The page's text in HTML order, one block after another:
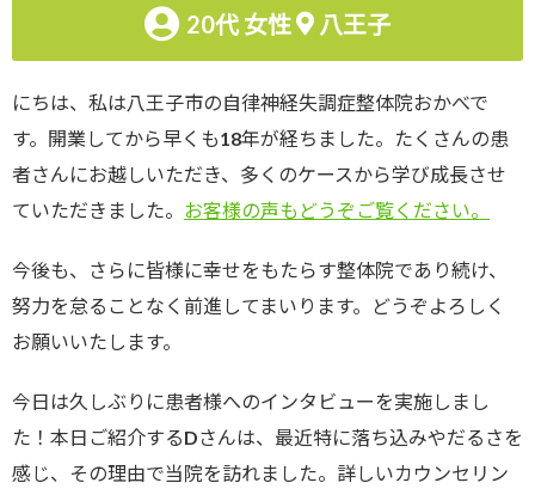
20代 女性 八王子
にちは、私は八王子市の自律神経失調症整体院おかべで
す。開業してから早くも18年が経ちました。たくさんの患
者さんにお越しいただき、多くのケースから学び成長させ
ていただきました。 お客様の声もどうぞご覧ください。
今後も、さらに皆様に幸せをもたらす整体院であり続け、
努力を怠ることなく前進してまいります。どうぞよろしく
お願いいたします。
今日は久しぶりに患者様へのインタビューを実施しまし
た！本日ご紹介するDさんは、最近特に落ち込みやだるさを
感じ、その理由で当院を訪れました。詳しいカウンセリン